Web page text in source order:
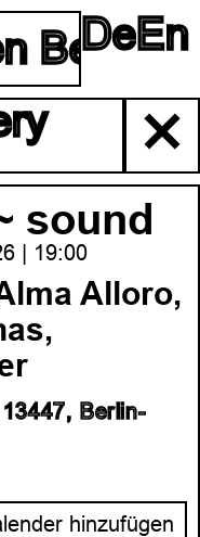
DeEn
✕
sound
| 19:00
Alloro,
Berlin-
hinzufügen